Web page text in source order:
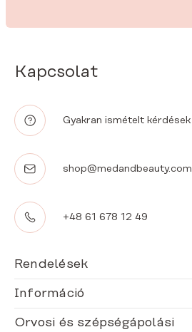
Kapcsolat
Gyakran ismételt kérdések
shop@medandbeauty.com
+48 61 678 12 49
Rendelések
Információ
Orvosi és szépségápolási